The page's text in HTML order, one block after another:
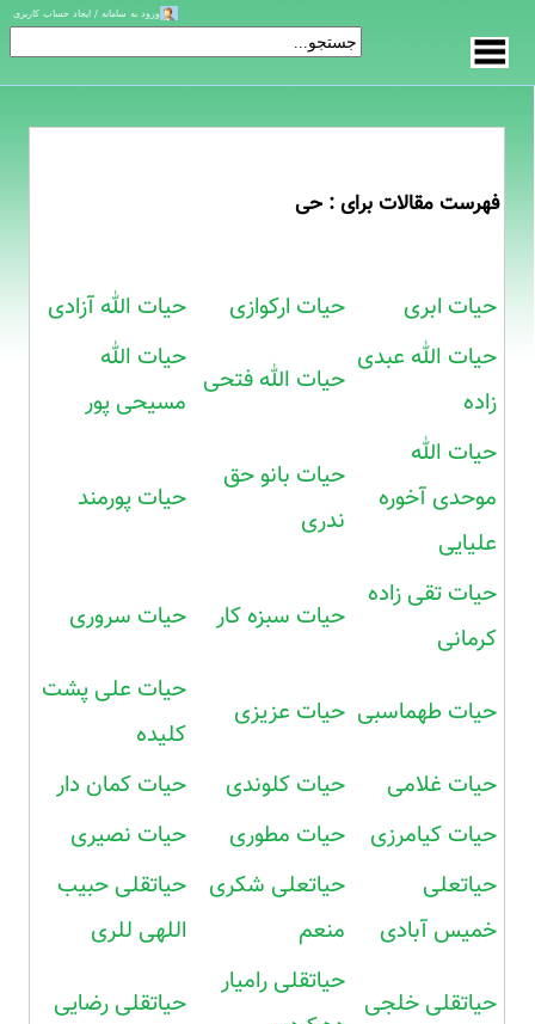
فهرست مقالات برای : حی
حیات ابری حیات ارکوازی
حیات الله آزادی
حیات الله عبدی
زاده
حیات الله فتحی
حیات الله
مسیحی پور
حیات الله
موحدی آخوره
علیایی
حیات بانو حق
ندری
حیات پورمند
حیات تقی زاده
کرمانی
حیات سبزه کار حیات سروری
حیات طهماسبی حیات عزیزی
حیات علی پشت
کلیده
حیات غلامی
حیات کلوندی
حیات کمان دار
حیات کیامرزی
حیات مطوری
حیات نصیری
حیاتعلی
خمیس آبادی
حیاتعلی شکری
منعم
حیاتقلی حبیب
اللهی للری
حیاتقلی خلجی
حیاتقلی رامیار
حیاتقلی رضایی
ورود به سامانه / ایجاد حساب کاربری